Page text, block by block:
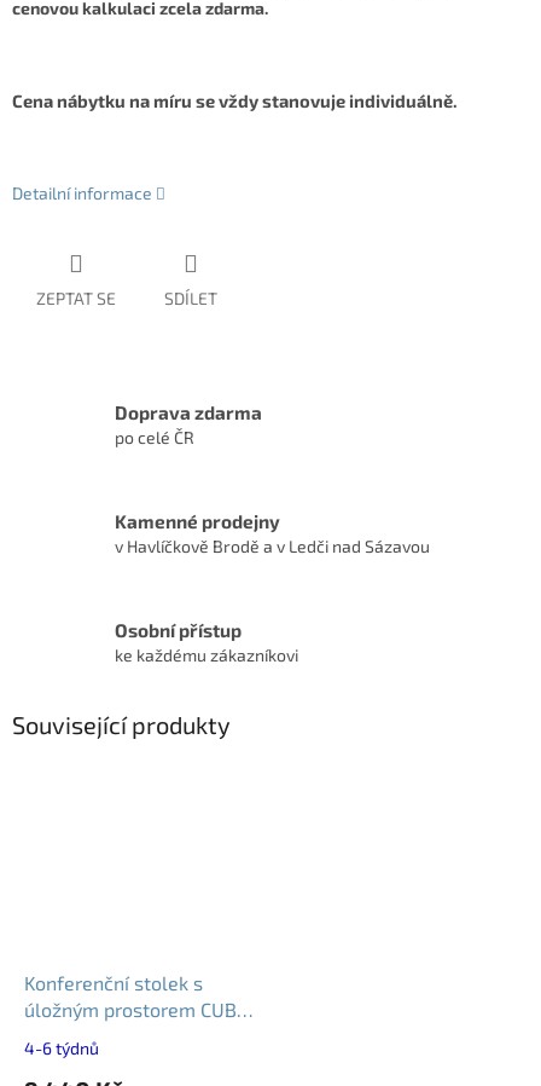
cenovou kalkulaci zcela zdarma.
Cena nábytku na míru se vždy stanovuje individuálně.
Detailní informace
ZEPTAT SE SDÍLET
Doprava zdarma
po celé ČR
Kamenné prodejny
v Havlíčkově Brodě a v Ledči nad Sázavou
Osobní přístup
ke každému zákazníkovi
Související produkty
Konferenční stolek s
úložným prostorem CUBE
4-6 týdnů